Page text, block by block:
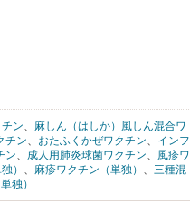
ン、 麻しん（はしか）風しん混合ワ
チン、 おたふくかぜワクチン、 インフ
ン、 成人用肺炎球菌ワクチン、 風疹ワ
） 、 麻疹ワクチン（単独） 、 三種混
独）